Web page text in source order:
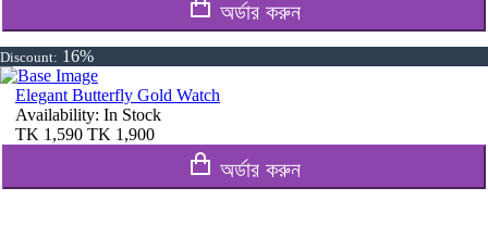
অর্ডার করুন
Discount: 16%
Elegant Butterfly Gold Watch
Availability: In Stock
TK 1,590 TK 1,900
অর্ডার করুন